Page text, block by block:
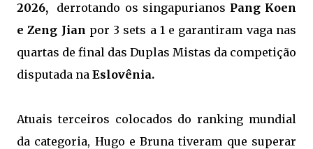
2026,
derrotando os singapurianos Pang Koen
e Zeng Jian por 3 sets a 1 e garantiram vaga nas
quartas de final das Duplas Mistas da competição
disputada na Eslovênia.
Atuais terceiros colocados do ranking mundial
da categoria, Hugo e Bruna tiveram que superar